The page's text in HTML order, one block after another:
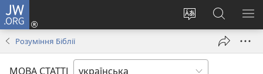
JW.ORG
Змінити
Увійти
(відкривається
вікні)
Пошук
на
сайті
Розуміння Біблії
МОВА СТАТТІ